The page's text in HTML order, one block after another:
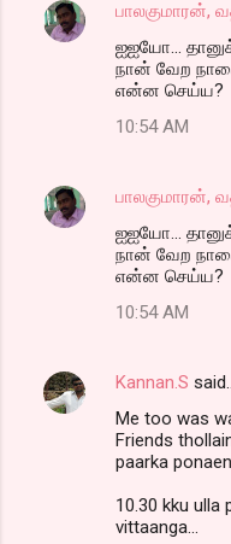
பாலகுமாரன்,
ஐஐயோ...
நான் வேற
என்ன செய்ய?
10:54 AM
பாலகுமாரன்,
ஐஐயோ...
நான் வேற
என்ன செய்ய?
10:54 AM
Kannan.S said…
Me too was
Friends
paarka ponaen...
10.30 kku ulla
vittaanga...